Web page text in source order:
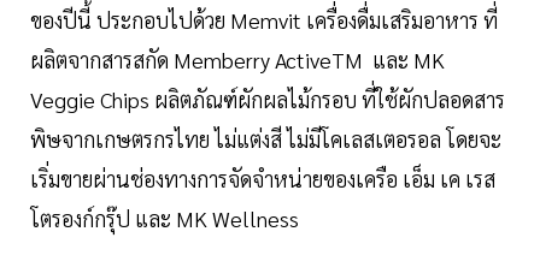
ของปีนี้ ประกอบไปด้วย Memvit เครื่องดื่มเสริมอาหาร ที่
ผลิตจากสารสกัด Memberry ActiveTM และ MK
Veggie Chips ผลิตภัณฑ์ผักผลไม้กรอบ ที่ใช้ผักปลอดสาร
พิษจากเกษตรกรไทย ไม่แต่งสี ไม่มีโคเลสเตอรอล โดยจะ
เริ่มขายผ่านช่องทางการจัดจำหน่ายของเครือ เอ็ม เค เรส
โตรองก์กรุ๊ป และ MK Wellness